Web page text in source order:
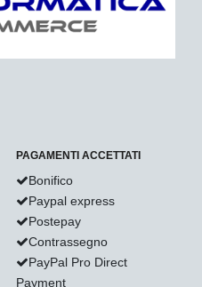
PAGAMENTI ACCETTATI
Bonifico
Paypal express
Postepay
Contrassegno
PayPal Pro Direct
Payment